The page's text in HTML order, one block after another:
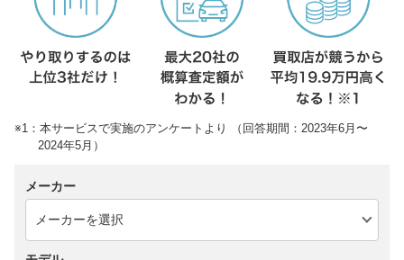
※1：本サービスで実施のアンケートより （回答期間：2023年6月〜
2024年5月）
メーカー